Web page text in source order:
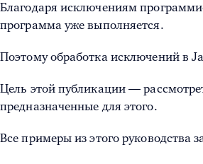
Благодаря исключениям
программа уже выполняется.
Поэтому обработка исключений в
Цель этой публикации —
предназначенные для этого.
Все примеры из этого руководства